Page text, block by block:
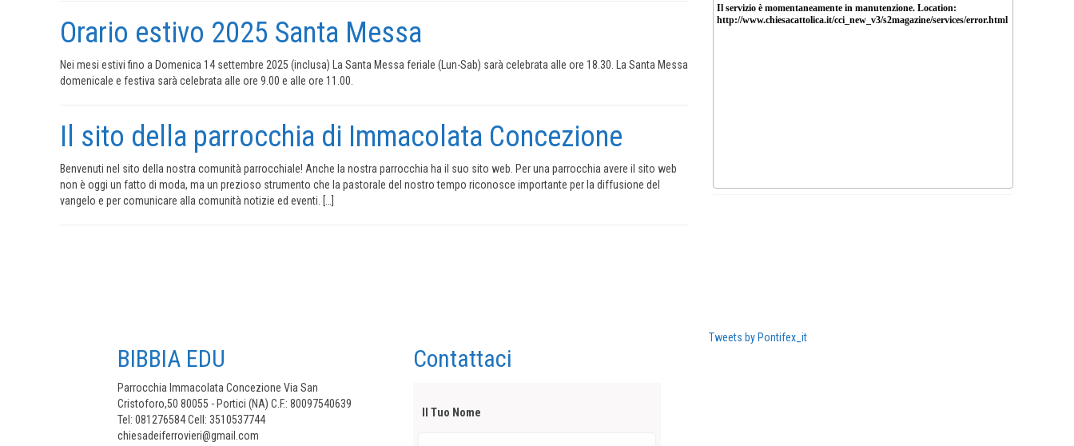
Orario estivo 2025 Santa Messa
Nei mesi estivi fino a Domenica 14 settembre 2025 (inclusa) La Santa Messa feriale (Lun-Sab) sarà celebrata alle ore 18.30. La Santa Messa
domenicale e festiva sarà celebrata alle ore 9.00 e alle ore 11.00.
Il sito della parrocchia di Immacolata Concezione
Benvenuti nel sito della nostra comunità parrocchiale! Anche la nostra parrocchia ha il suo sito web. Per una parrocchia avere il sito web
non è oggi un fatto di moda, ma un prezioso strumento che la pastorale del nostro tempo riconosce importante per la diffusione del
vangelo e per comunicare alla comunità notizie ed eventi. […]
BIBBIA EDU
Parrocchia Immacolata Concezione Via San
Cristoforo,50 80055 - Portici (NA) C.F.: 80097540639
Tel: 081276584 Cell: 3510537744
chiesadeiferrovieri@gmail.com
Contattaci
Il Tuo Nome
Tweets by Pontifex_it